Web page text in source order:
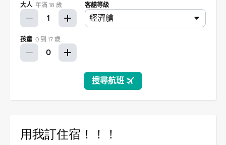
用我訂住宿！！！